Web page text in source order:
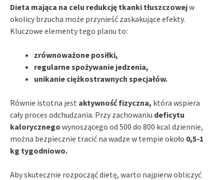
Dieta mająca na celu redukcję tkanki tłuszczowejw
okolicy brzucha może przynieść zaskakujące efekty.
Kluczowe elementy tego planu to:
zrównoważone posiłki,
regularne spożywanie jedzenia,
unikanie ciężkostrawnych specjałów.
Równie istotna jest aktywność fizyczna, która wspiera
cały proces odchudzania. Przy zachowaniu deficytu
kalorycznego wynoszącego od 500 do 800 kcal dziennie,
można bezpiecznie tracić na wadze w tempie około 0,5-1
kg tygodniowo.
Aby skutecznie rozpocząć dietę, warto najpierw obliczyć